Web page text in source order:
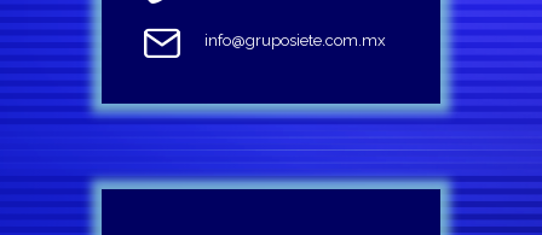
info@gruposiete.com.mx